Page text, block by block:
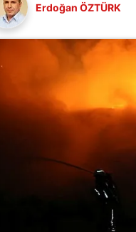
Erdoğan ÖZTÜRK